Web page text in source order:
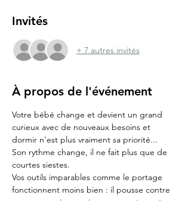
Invités
+ 7 autres invités
À propos de l'événement
Votre bébé change et devient un grand
curieux avec de nouveaux besoins et
dormir n'est plus vraiment sa priorité...
Son rythme change, il ne fait plus que de
courtes siestes.
Vos outils imparables comme le portage
fonctionnent moins bien : il pousse contre